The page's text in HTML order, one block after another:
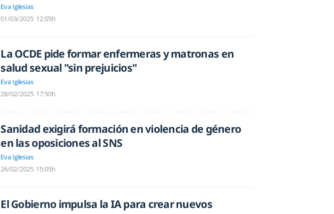
Eva Iglesias
01/03/2025 12:05h
La OCDE pide formar enfermeras y matronas en
salud sexual "sin prejuicios"
Eva Iglesias
28/02/2025 17:50h
Sanidad exigirá formación en violencia de género
en las oposiciones al SNS
Eva Iglesias
26/02/2025 15:05h
El Gobierno impulsa la IA para crear nuevos